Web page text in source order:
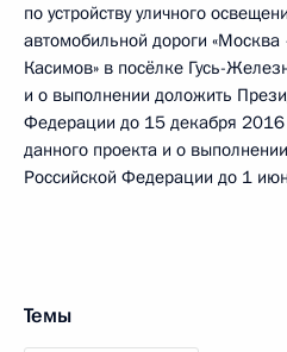
по устройству уличного
автомобильной дороги
Касимов» в посёлке Гусь-
и о выполнении доложить
Федерации до 15 декабря 2016
данного проекта и о
Российской Федерации до 1
Темы